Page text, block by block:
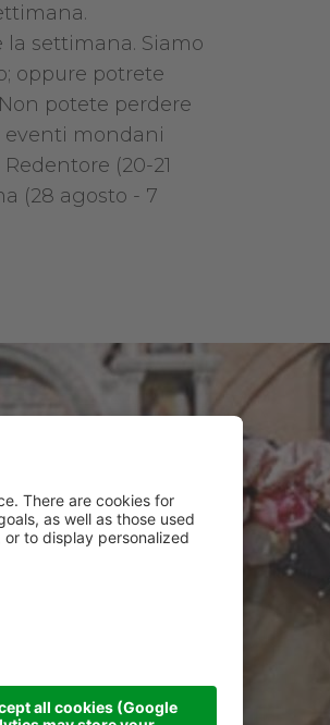
settimana. Siamo
oppure potrete
potete perdere
eventi mondani
(20-21
(28 agosto - 7